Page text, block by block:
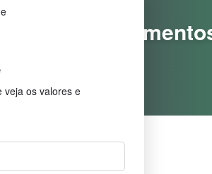
MBA em
Cursos
veja os valores e
o curso